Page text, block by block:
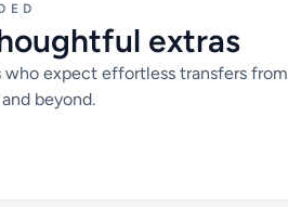
extras
who expect effortless transfers from
beyond.